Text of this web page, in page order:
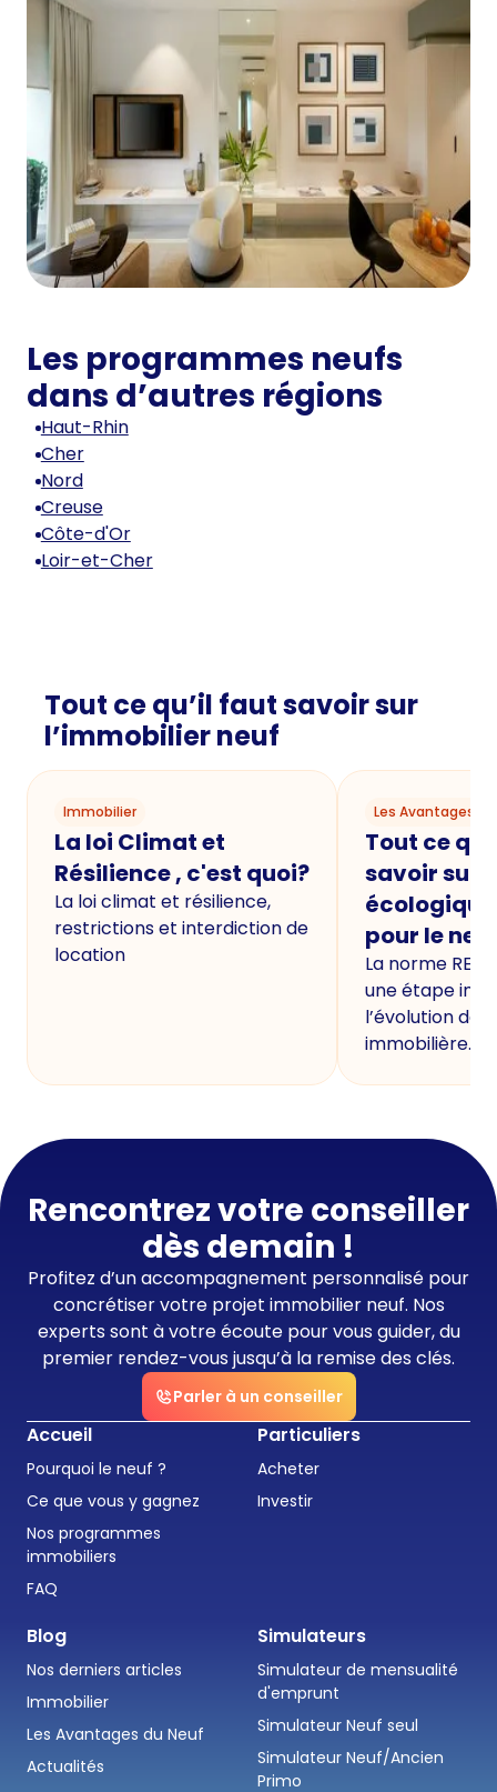
Les programmes neufs
dans d’autres régions
Haut-Rhin
Cher
Nord
Creuse
Côte-d'Or
Loir-et-Cher
Tout ce qu’il faut savoir sur
l’immobilier neuf
Immobilier
La loi Climat et
Résilience , c'est quoi?
La loi climat et résilience,
restrictions et interdiction de
location
Les Avantages
Tout ce
savoir sur
écologique
pour le
La norme
une étape
l’évolution de
immobilière.
Rencontrez votre conseiller
dès demain !
Profitez d’un accompagnement personnalisé pour
concrétiser votre projet immobilier neuf. Nos
experts sont à votre écoute pour vous guider, du
premier rendez-vous jusqu’à la remise des clés.
Parler à un conseiller
Accueil
Pourquoi le neuf ?
Ce que vous y gagnez
Nos programmes
immobiliers
FAQ
Particuliers
Acheter
Investir
Blog
Nos derniers articles
Immobilier
Les Avantages du Neuf
Actualités
Simulateurs
Simulateur de mensualité
d'emprunt
Simulateur Neuf seul
Simulateur Neuf/Ancien
Primo